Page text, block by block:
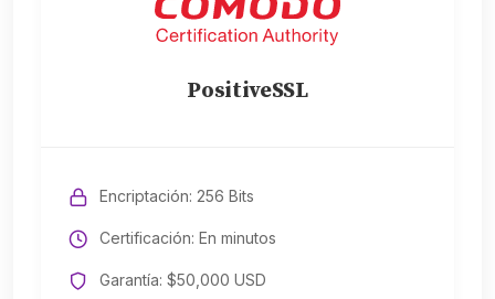
PositiveSSL
Encriptación: 256 Bits
Certificación: En minutos
Garantía: $50,000 USD